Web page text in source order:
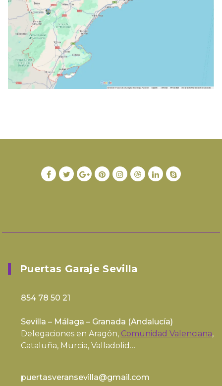
Puertas Garaje Sevilla
854 78 50 21
Sevilla – Málaga – Granada (Andalucía)
Delegaciones en Aragón, Comunidad Valenciana,
Cataluña, Murcia, Valladolid…
puertasveransevilla@gmail.com